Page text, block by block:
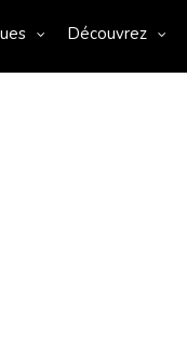
Découvrez